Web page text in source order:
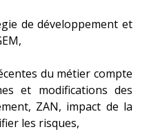
de développement et
du métier compte
et modifications des
ZAN, impact de la
les risques,